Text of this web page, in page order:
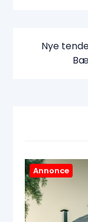
Nye
Annonce